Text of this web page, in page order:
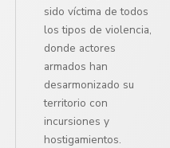
sido víctima de todos
los tipos de violencia,
donde actores
armados han
desarmonizado su
territorio con
incursiones y
hostigamientos.